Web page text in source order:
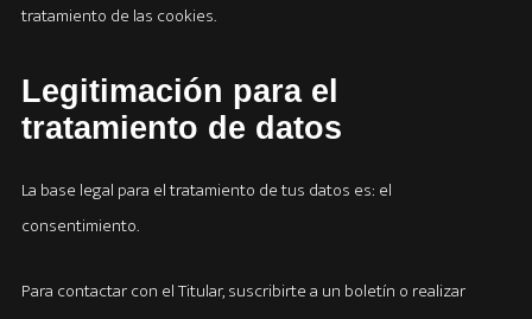
tratamiento de las cookies.
Legitimación para el
tratamiento de datos
La base legal para el tratamiento de tus datos es: el
consentimiento.
Para contactar con el Titular, suscribirte a un boletín o realizar